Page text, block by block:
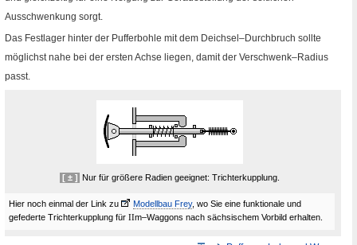
Ausschwenkung sorgt.
Das Festlager hinter der Pufferbohle mit dem Deichsel–Durchbruch sollte
möglichst nahe bei der ersten Achse liegen, damit der Verschwenk–Radius
passt.
[ ± ] Nur für größere Radien geeignet: Trichterkupplung.
Hier noch einmal der Link zu Fremde Seite
Modellbau Frey, wo Sie eine funktionale und
gefederte Trichterkupplung für IIm–Waggons nach sächsischem Vorbild erhalten.